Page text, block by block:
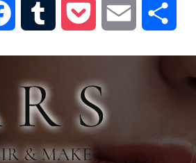
FacebookTumblr Pocket Email